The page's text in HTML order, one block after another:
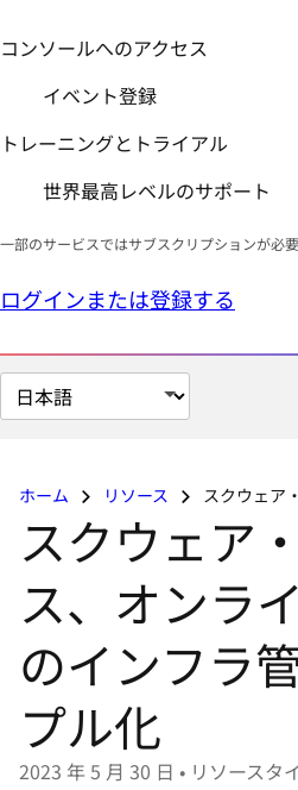
コンソールへのアクセス
イベント登録
トレーニングとトライアル
世界最高レベルのサポート
一部のサービスではサブスクリプションが必要
ログインまたは登録する
ペ
ー
の
だ
ホーム リソース スクウェア・エニック
スクウェア
ス、オンラ
のインフラ
プル化
2023 年 5 月 30 日 • リソースタ